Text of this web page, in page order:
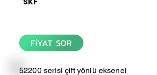
FİYAT SOR
52200 serisi çift yönlü eksenel